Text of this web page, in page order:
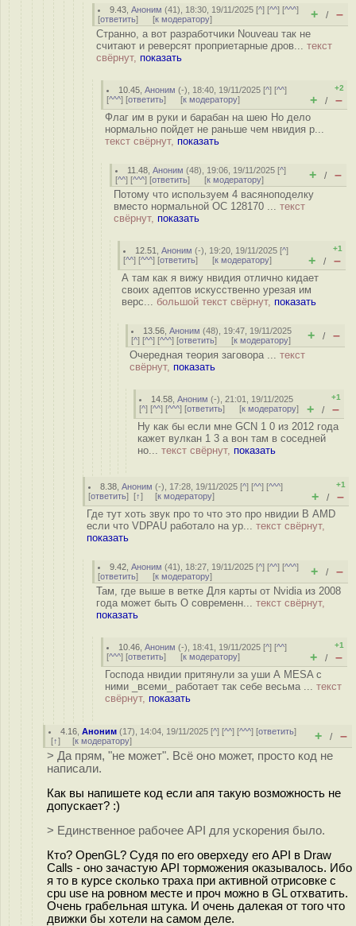
9.43 ,Аноним (41), 18:30, 19/11/2025 [^] [^^] [^^^]
[ответить] [к модератору] + / –
Странно, а вот разработчики Nouveau так не
считают и реверсят проприетарные дров... текст
свёрнут, показать
10.45 ,Аноним (-), 18:40, 19/11/2025 [^] [^^]
[^^^] [ответить] [к модератору]
+2
+ / –
Флаг им в руки и барабан на шею Но дело
нормально пойдет не раньше чем нвидия р...
текст свёрнут, показать
11.48 ,Аноним (48), 19:06, 19/11/2025 [^]
[^^] [^^^] [ответить] [к модератору] + / –
Потому что используем 4 васяноподелку
вместо нормальной ОС 128170 ... текст
свёрнут, показать
12.51 ,Аноним (-), 19:20, 19/11/2025 [^]
[^^] [^^^] [ответить] [к модератору]
+1
+ / –
А там как я вижу нвидия отлично кидает
своих адептов искусственно урезая им
верс... большой текст свёрнут, показать
13.56 ,Аноним (48), 19:47, 19/11/2025
[^] [^^] [^^^] [ответить] [к модератору] + / –
Очередная теория заговора ... текст
свёрнут, показать
14.58 ,Аноним (-), 21:01, 19/11/2025
[^] [^^] [^^^] [ответить] [к модератору]
+1
+ / –
Ну как бы если мне GCN 1 0 из 2012 года
кажет вулкан 1 3 а вон там в соседней
но... текст свёрнут, показать
8.38 ,Аноним (-), 17:28, 19/11/2025 [^] [^^] [^^^]
[ответить] [↑] [к модератору]
+1
+ / –
Где тут хоть звук про то что это про нвидии В AMD
если что VDPAU работало на ур... текст свёрнут,
показать
9.42 ,Аноним (41), 18:27, 19/11/2025 [^] [^^] [^^^]
[ответить] [к модератору] + / –
Там, где выше в ветке Для карты от Nvidia из 2008
года может быть О современн... текст свёрнут,
показать
10.46 ,Аноним (-), 18:41, 19/11/2025 [^] [^^]
[^^^] [ответить] [к модератору]
+1
+ / –
Господа нвидии притянули за уши А MESA с
ними _всеми_ работает так себе весьма ... текст
свёрнут, показать
4.16 ,Аноним (17), 14:04, 19/11/2025 [^] [^^] [^^^] [ответить]
[↑] [к модератору] + / –
> Да прям, "не может". Всё оно может, просто код не
написали.
Как вы напишете код если апя такую возможность не
допускает? :)
> Единственное рабочее API для ускорения было.
Кто? OpenGL? Судя по его оверхеду его API в Draw
Calls - оно зачастую API торможения оказывалось. Ибо
я то в курсе сколько траха при активной отрисовке с
cpu use на ровном месте и проч можно в GL отхватить.
Очень грабельная штука. И очень далекая от того что
движки бы хотели на самом деле.